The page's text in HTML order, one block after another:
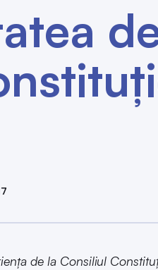
de la Consiliul